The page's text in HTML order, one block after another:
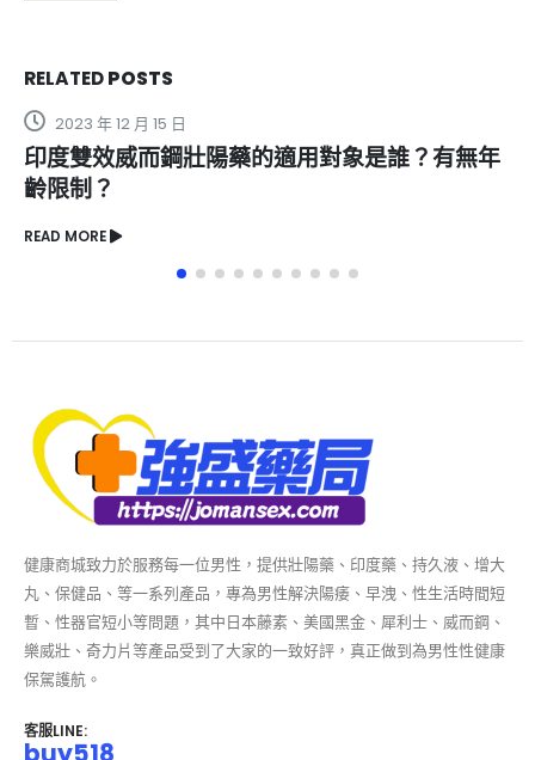
RELATEDPOSTS
2023 年 11 月 22 日
樂威壯壯陽藥在哪裡買？網路購買安全可靠嗎？
READ MORE
健康商城致力於服務每一位男性，提供壯陽藥、印度藥、持久液、增大
丸、保健品、等一系列產品，專為男性解決陽痿、早洩、性生活時間短
暫、性器官短小等問題，其中日本藤素、美國黑金、犀利士、威而鋼、
樂威壯、奇力片等產品受到了大家的一致好評，真正做到為男性性健康
保駕護航。
buy518